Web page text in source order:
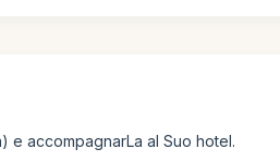
e accompagnarLa al Suo hotel.